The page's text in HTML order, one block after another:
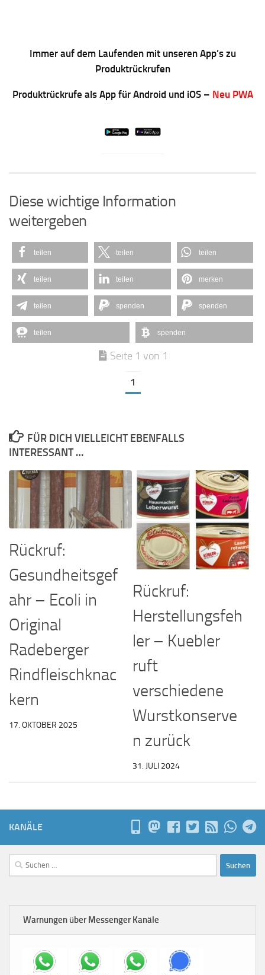
Immer auf dem Laufenden mit unseren App’s zu
Produktrückrufen
Produktrückrufe als App für Android und iOS – Neu PWA
Diese wichtige Information
weitergeben
teilen teilen teilen
teilen teilen merken
teilen spenden spenden
teilen spenden
Seite 1 von 1
1
FÜR DICH VIELLEICHT EBENFALLS
INTERESSANT …
Rückruf:
Gesundheitsgef
ahr – Ecoli in
Original
Radeberger
Rindfleischknac
kern
17. OKTOBER 2025
Rückruf:
Herstellungsfeh
ler – Kuebler
ruft
verschiedene
Wurstkonserve
n zurück
31. JULI 2024
KANÄLE
Suchen
nach:
Warnungen über Messenger Kanäle